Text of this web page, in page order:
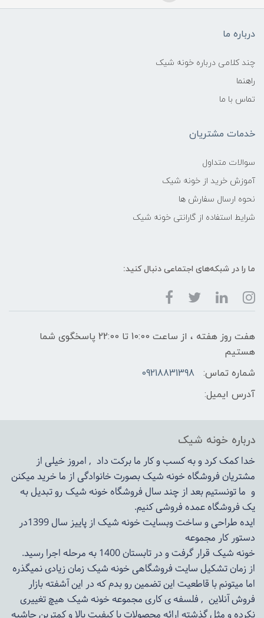
درباره ما
چند کلامی درباره خونه شیک
راهنما
تماس با ما
خدمات مشتریان
سوالات متداول
آموزش خرید از خونه شیک
نحوه ارسال سفارش ها
شرایط استفاده از گارانتی خونه شیک
ما را در شبکه‌های اجتماعی دنبال کنید:
هفت روز هفته ، از ساعت 10:00 تا 22:00 پاسخگوی شما
هستیم
شماره تماس:
09218831398
آدرس ایمیل:
درباره خونه شیک
خدا کمک کرد و به کسب و کار ما برکت داد , امروز خیلی از
مشتریان فروشگاه خونه شیک بصورت خانوادگی از ما خرید میکنن
و ما تونستیم بعد از چند سال فروشگاهخونه شیکرو تبدیل به
یک فروشگاه عمده فروشی کنیم.
ایده طراحی و ساخت وبسایت خونه شیک از پاییز سال 1399در
دستور کار مجموعه
خونه شیک قرار گرفت و در تابستان 1400 به مرحله اجرا رسید.
از زمان تشکیل سایت فروشگاهیخونه شیکزمان زیادی نمیگذره
اما میتونم با قاطعیت این تضمین رو بدم که در این آشفته بازار
فروش آنلاین , فلسفه ی کاری مجموعهخونه شیک هیچ تغییری
نکرده و مثل گذشته ارائه محصولات با کیفیت بالا و کمترین حاشیه